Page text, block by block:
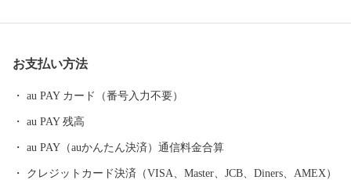
丹宗庄右衛門は，島津藩御用の回漕問屋。 その丹宗庄右衛門
は，八丈島でも栽培されていたさつまいもで造る焼酎の製法を伝
在でもその功績は島酒の碑として現地に残されており，関東圏へ
の焼酎文化は，この八丈島から広がったとされています。 その
ルーツである阿久根市の芋焼酎は，現在３つの酒蔵で伝統を継承
お支払い方法
au PAY カード（番号入力不要）
au PAY 残高
au PAY（auかんたん決済）通信料金合算
クレジットカード決済（VISA、Master、JCB、Diners、AMEX）